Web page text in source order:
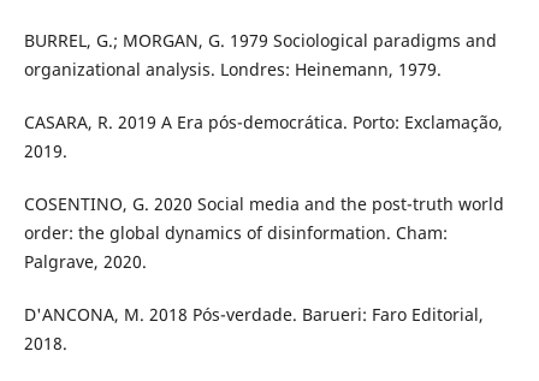
BURREL, G.; MORGAN, G. 1979 Sociological paradigms and
organizational analysis. Londres: Heinemann, 1979.
CASARA, R. 2019 A Era pós-democrática. Porto: Exclamação,
2019.
COSENTINO, G. 2020 Social media and the post-truth world
order: the global dynamics of disinformation. Cham:
Palgrave, 2020.
D'ANCONA, M. 2018 Pós-verdade. Barueri: Faro Editorial,
2018.